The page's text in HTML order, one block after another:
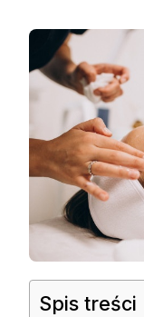
Spis treści